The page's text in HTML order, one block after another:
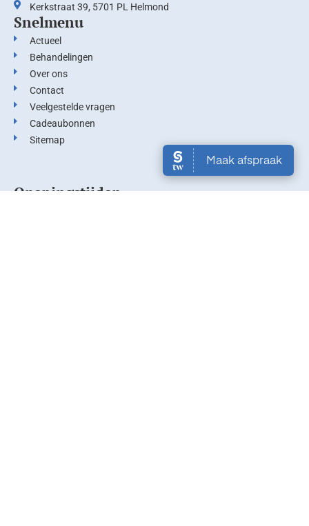
Kerkstraat 39, 5701 PL Helmond
Snelmenu
Actueel
Behandelingen
Over ons
Contact
Veelgestelde vragen
Cadeaubonnen
Sitemap
Openingstijden